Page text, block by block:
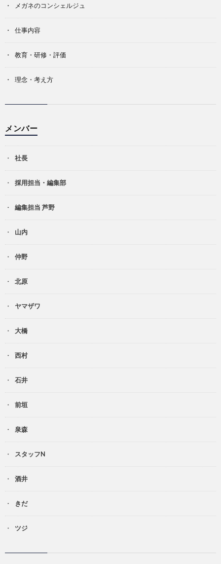
メガネのコンシェルジュ
仕事内容
教育・研修・評価
理念・考え方
メンバー
社長
採用担当・編集部
編集担当 芦野
山内
仲野
北原
ヤマザワ
大橋
西村
石井
前垣
泉森
スタッフN
酒井
きだ
ツジ